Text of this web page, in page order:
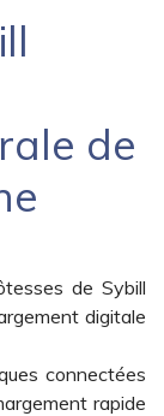
de
de Sybill
digitale
connectées
rapide